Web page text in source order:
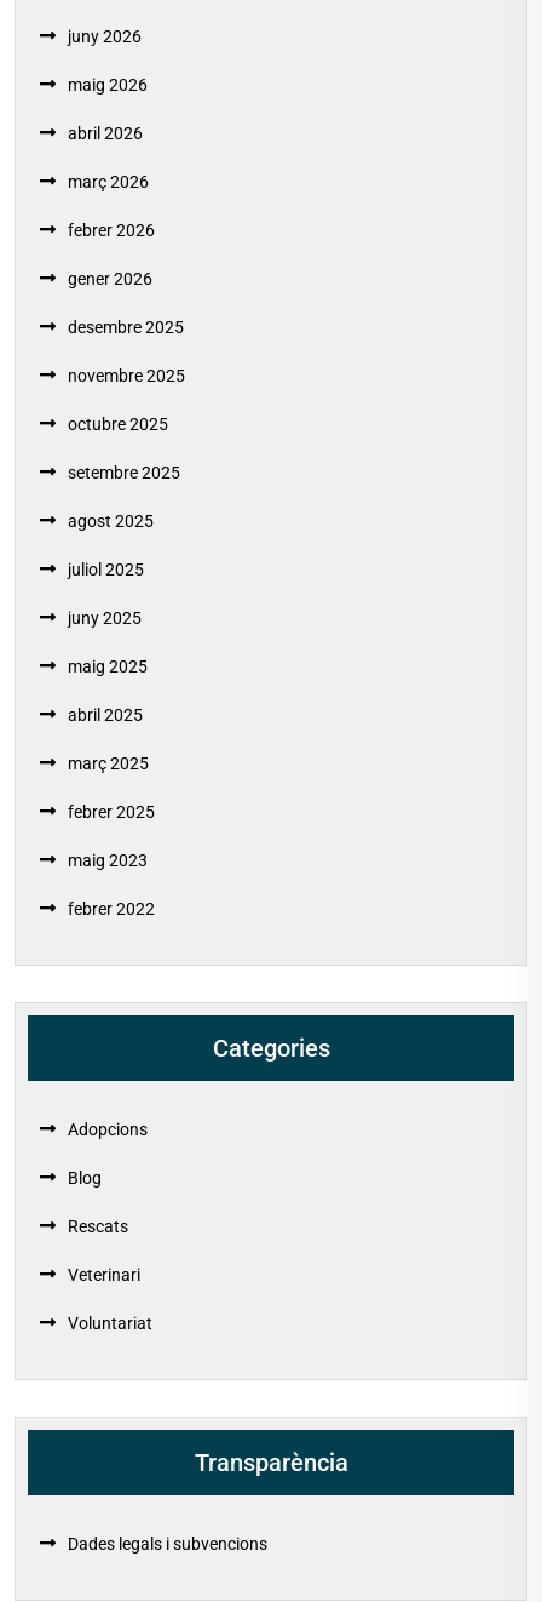
juny 2026
maig 2026
abril 2026
març 2026
febrer 2026
gener 2026
desembre 2025
novembre 2025
octubre 2025
setembre 2025
agost 2025
juliol 2025
juny 2025
maig 2025
abril 2025
març 2025
febrer 2025
maig 2023
febrer 2022
Categories
Adopcions
Blog
Rescats
Veterinari
Voluntariat
Transparència
Dades legals i subvencions